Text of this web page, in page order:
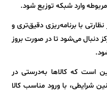
وارد شبکه توزیع شود.
با برنامه‌ریزی دقیق‌تری و
دنبال می‌شود تا در صورت بروز
است که کالاها به‌درستی در
شرایطی، با ورود مناسب کالا